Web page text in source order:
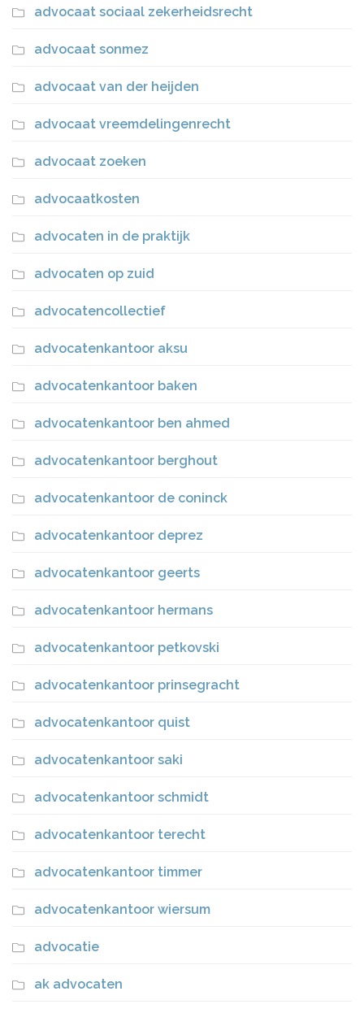
advocaat sociaal zekerheidsrecht
advocaat sonmez
advocaat van der heijden
advocaat vreemdelingenrecht
advocaat zoeken
advocaatkosten
advocaten in de praktijk
advocaten op zuid
advocatencollectief
advocatenkantoor aksu
advocatenkantoor baken
advocatenkantoor ben ahmed
advocatenkantoor berghout
advocatenkantoor de coninck
advocatenkantoor deprez
advocatenkantoor geerts
advocatenkantoor hermans
advocatenkantoor petkovski
advocatenkantoor prinsegracht
advocatenkantoor quist
advocatenkantoor saki
advocatenkantoor schmidt
advocatenkantoor terecht
advocatenkantoor timmer
advocatenkantoor wiersum
advocatie
ak advocaten